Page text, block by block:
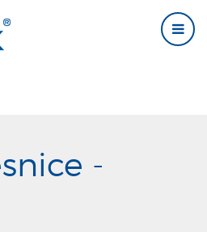
-